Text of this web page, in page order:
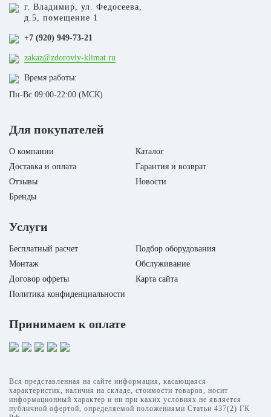
г. Владимир, ул. Федосеева,
д.5, помещение 1
+7 (920) 949-73-21
zakaz@zdoroviy-klimat.ru
Время работы:
Пн-Вс 09:00-22:00 (МСК)
Для покупателей
О компании
Каталог
Доставка и оплата
Гарантия и возврат
Отзывы
Новости
Бренды
Услуги
Бесплатный расчет
Подбор оборудования
Монтаж
Обслуживание
Договор офреты
Карта сайта
Политика конфиденциальности
Принимаем к оплате
Вся представленная на сайте информация, касающаяся
характеристик, наличия на складе, стоимости товаров, носит
информационный характер и ни при каких условиях не является
публичной офертой, определяемой положениями Статьи 437(2) ГК